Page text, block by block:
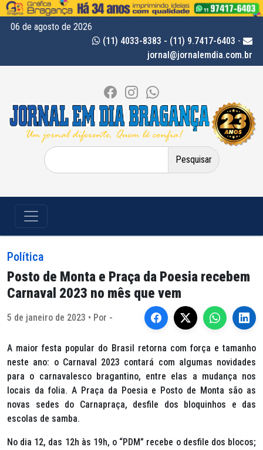
06 de agosto de 2026
(11) 4033-8383 - (11) 9.7417-6403 -
jornal@jornalemdia.com.br
Pesquisar
por:
Política
Posto de Monta e Praça da Poesia recebem
Carnaval 2023 no mês que vem
5 de janeiro de 2023 • Por -
A maior festa popular do Brasil retorna com força e tamanho
neste ano: o Carnaval 2023 contará com algumas novidades
para o carnavalesco bragantino, entre elas a mudança nos
locais da folia. A Praça da Poesia e Posto de Monta são as
novas sedes do Carnapraça, desfile dos bloquinhos e das
escolas de samba.
No dia 12, das 12h às 19h, o “PDM” recebe o desfile dos blocos;